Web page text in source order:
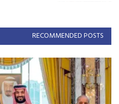
RECOMMENDED POSTS